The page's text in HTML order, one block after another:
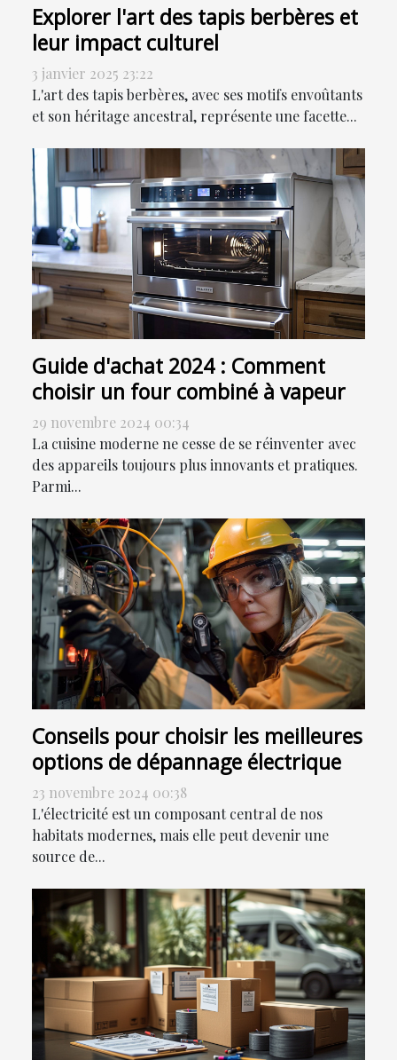
Explorer l'art des tapis berbères et
leur impact culturel
3 janvier 2025 23:22
L'art des tapis berbères, avec ses motifs envoûtants
et son héritage ancestral, représente une facette...
Guide d'achat 2024 : Comment
choisir un four combiné à vapeur
29 novembre 2024 00:34
La cuisine moderne ne cesse de se réinventer avec
des appareils toujours plus innovants et pratiques.
Parmi...
Conseils pour choisir les meilleures
options de dépannage électrique
23 novembre 2024 00:38
L'électricité est un composant central de nos
habitats modernes, mais elle peut devenir une
source de...